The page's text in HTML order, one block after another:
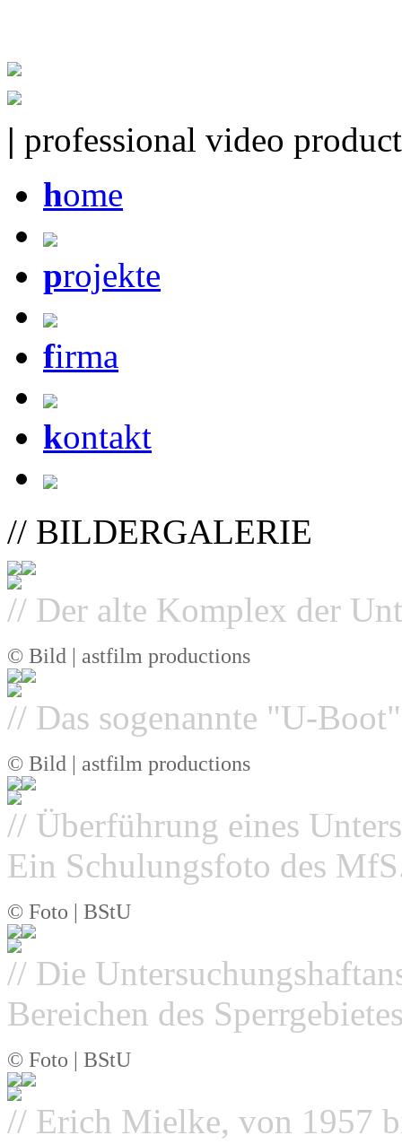
| professional video
home
projekte
firma
kontakt
// BILDERGALERIE
// Der alte Komplex der
© Bild | astfilm productions
// Das sogenannte "U-
© Bild | astfilm productions
// Überführung eines
Ein Schulungsfoto des
© Foto | BStU
// Die
Bereichen des
© Foto | BStU
// Erich Mielke, von 1957